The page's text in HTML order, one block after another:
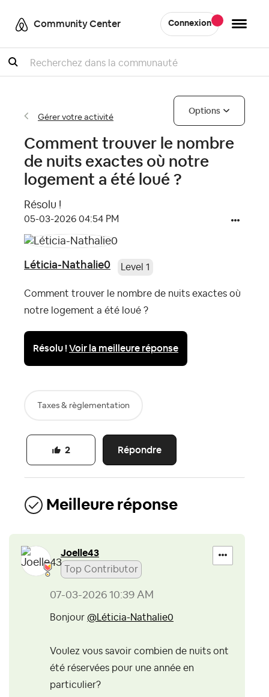
Community Center Connexion
Recherche
Gérer votre activité
Options
Comment trouver le nombre
de nuits exactes où notre
logement a été loué ?
Résolu !
‎05-03-2026 04:54 PM
Léticia-Nathalie0 Level 1
Comment trouver le nombre de nuits exactes où
notre logement a été loué ?
Résolu !Voir la meilleure réponse
Taxes & règlementation
Répondre
2
Meilleure réponse
Joelle43
Top Contributor
‎07-03-2026 10:39 AM
Bonjour @Léticia-Nathalie0
Voulez vous savoir combien de nuits ont
été réservées pour une année en
particulier?